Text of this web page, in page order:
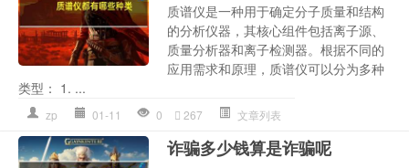
质谱仪是一种用于确定分子质量和结构
的分析仪器，其核心组件包括离子源、
质量分析器和离子检测器。根据不同的
应用需求和原理，质谱仪可以分为多种
类型： 1. ...
zp 01-11 0 267 文章列表
诈骗多少钱算是诈骗呢